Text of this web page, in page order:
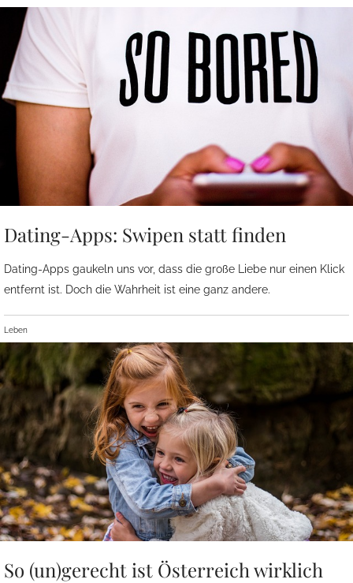
Dating-Apps: Swipen statt finden
Dating-Apps gaukeln uns vor, dass die große Liebe nur einen Klick
entfernt ist. Doch die Wahrheit ist eine ganz andere.
Leben
So (un)gerecht ist Österreich wirklich